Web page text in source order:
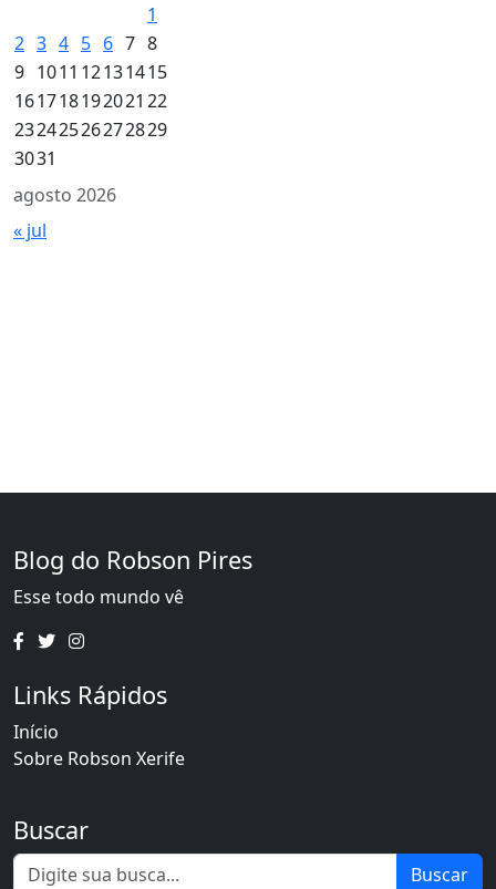
agosto 2026
1
2 3 4 5 6 7 8
9 1011 12131415
161718192021 22
23242526272829
3031
« jul
Blog do Robson Pires
Esse todo mundo vê
Links Rápidos
Início
Sobre Robson Xerife
Buscar
Buscar